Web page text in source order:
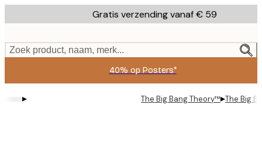
to
content.
Gratis verzending vanaf € 59
Zoek product, naam, merk...
40% op Posters*
▸ The Big Bang Theory™▸The Big